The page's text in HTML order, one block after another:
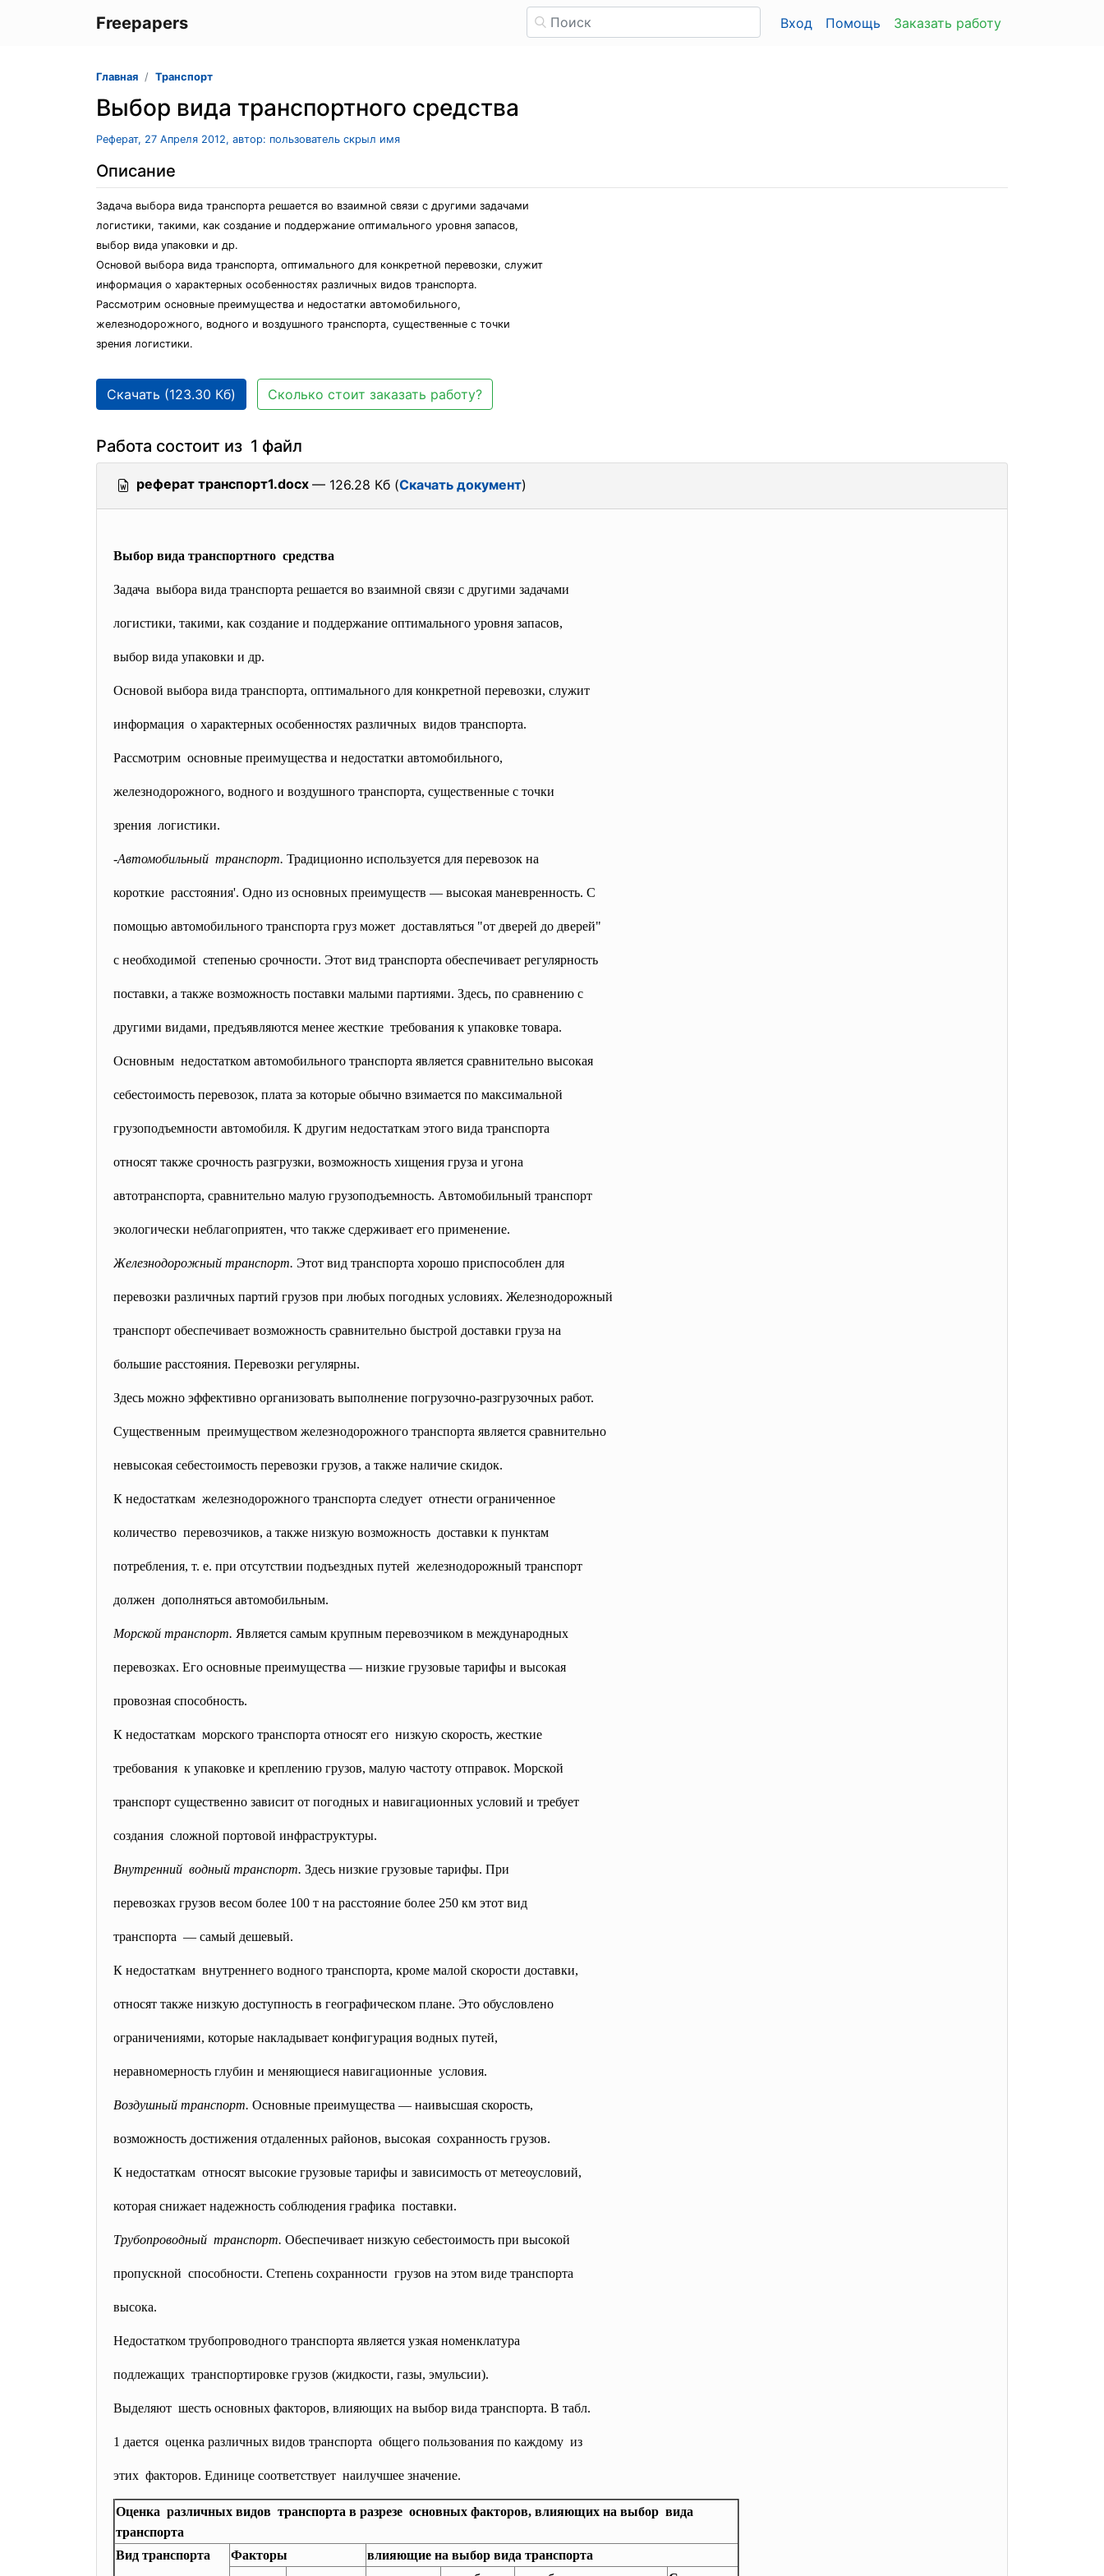
Freepapers Вход Помощь Заказать работу
Главная Транспорт
Выбор вида транспортного средства
Реферат, 27 Апреля 2012, автор: пользователь скрыл имя
Описание
Задача выбора вида транспорта решается во взаимной связи с другими задачами
логистики, такими, как создание и поддержание оптимального уровня запасов,
выбор вида упаковки и др.
Основой выбора вида транспорта, оптимального для конкретной перевозки, служит
информация о характерных особенностях различных видов транспорта.
Рассмотрим основные преимущества и недостатки автомобильного,
железнодорожного, водного и воздушного транспорта, существенные с точки
зрения логистики.
Скачать (123.30 Кб) Сколько стоит заказать работу?
Работа состоит из 1 файл
реферат транспорт1.docx — 126.28 Кб (Скачать документ)
Выбор вида транспортного средства
Задача выбора вида транспорта решается во взаимной связи с другими задачами
логистики, такими, как создание и поддержание оптимального уровня запасов,
выбор вида упаковки и др.
Основой выбора вида транспорта, оптимального для конкретной перевозки, служит
информация о характерных особенностях различных видов транспорта.
Рассмотрим основные преимущества и недостатки автомобильного,
железнодорожного, водного и воздушного транспорта, существенные с точки
зрения логистики.
-Автомобильный транспорт. Традиционно используется для перевозок на
короткие расстояния'. Одно из основных преимуществ — высокая маневренность. С
помощью автомобильного транспорта груз может доставляться "от дверей до дверей"
с необходимой степенью срочности. Этот вид транспорта обеспечивает регулярность
поставки, а также возможность поставки малыми партиями. Здесь, по сравнению с
другими видами, предъявляются менее жесткие требования к упаковке товара.
Основным недостатком автомобильного транспорта является сравнительно высокая
себестоимость перевозок, плата за которые обычно взимается по максимальной
грузоподъемности автомобиля. К другим недостаткам этого вида транспорта
относят также срочность разгрузки, возможность хищения груза и угона
автотранспорта, сравнительно малую грузоподъемность. Автомобильный транспорт
экологически неблагоприятен, что также сдерживает его применение.
Железнодорожный транспорт. Этот вид транспорта хорошо приспособлен для
перевозки различных партий грузов при любых погодных условиях. Железнодорожный
транспорт обеспечивает возможность сравнительно быстрой доставки груза на
большие расстояния. Перевозки регулярны.
Здесь можно эффективно организовать выполнение погрузочно-разгрузочных работ.
Существенным преимуществом железнодорожного транспорта является сравнительно
невысокая себестоимость перевозки грузов, а также наличие скидок.
К недостаткам железнодорожного транспорта следует отнести ограниченное
количество перевозчиков, а также низкую возможность доставки к пунктам
потребления, т. е. при отсутствии подъездных путей железнодорожный транспорт
должен дополняться автомобильным.
Морской транспорт. Является самым крупным перевозчиком в международных
перевозках. Его основные преимущества — низкие грузовые тарифы и высокая
провозная способность.
К недостаткам морского транспорта относят его низкую скорость, жесткие
требования к упаковке и креплению грузов, малую частоту отправок. Морской
транспорт существенно зависит от погодных и навигационных условий и требует
создания сложной портовой инфраструктуры.
Внутренний водный транспорт. Здесь низкие грузовые тарифы. При
перевозках грузов весом более 100 т на расстояние более 250 км этот вид
транспорта — самый дешевый.
К недостаткам внутреннего водного транспорта, кроме малой скорости доставки,
относят также низкую доступность в географическом плане. Это обусловлено
ограничениями, которые накладывает конфигурация водных путей,
неравномерность глубин и меняющиеся навигационные условия.
Воздушный транспорт. Основные преимущества — наивысшая скорость,
возможность достижения отдаленных районов, высокая сохранность грузов.
К недостаткам относят высокие грузовые тарифы и зависимость от метеоусловий,
которая снижает надежность соблюдения графика поставки.
Трубопроводный транспорт. Обеспечивает низкую себестоимость при высокой
пропускной способности. Степень сохранности грузов на этом виде транспорта
высока.
Недостатком трубопроводного транспорта является узкая номенклатура
подлежащих транспортировке грузов (жидкости, газы, эмульсии).
Выделяют шесть основных факторов, влияющих на выбор вида транспорта. В табл.
1 дается оценка различных видов транспорта общего пользования по каждому из
этих факторов. Единице соответствует наилучшее значение.
Оценка различных видов транспорта в разрезе основных факторов, влияющих на выбор вида
транспорта
Вид транспорта
Факторы
влияющие на выбор вида транспорта